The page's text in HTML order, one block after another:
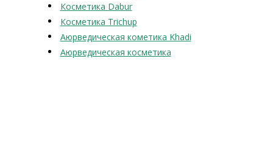
Косметика Dabur
Косметика Trichup
Аюрведическая кометика Khadi
Аюрведическая косметика